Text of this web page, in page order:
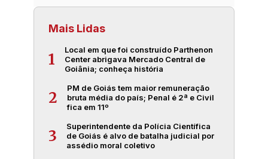
Mais Lidas
1
Local em que foi construído Parthenon
Center abrigava Mercado Central de
Goiânia; conheça história
2
PM de Goiás tem maior remuneração
bruta média do país; Penal é 2ª e Civil
fica em 11º
3
Superintendente da Polícia Científica
de Goiás é alvo de batalha judicial por
assédio moral coletivo